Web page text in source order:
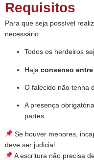
Requisitos
Para que seja possível
necessário:
Todos os herdeiros
Haja consenso
O falecido não tenha
A presença
partes.
Se houver menores,
deve ser judicial.
A escritura não precisa